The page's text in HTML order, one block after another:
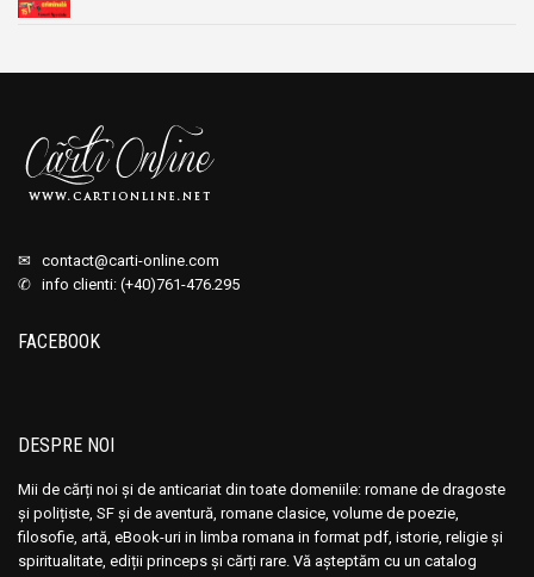
✉ contact@carti-online.com
✆ info clienti: (+40)761-476.295
FACEBOOK
DESPRE NOI
Mii de cărți noi și de anticariat din toate domeniile: romane de dragoste
și polițiste, SF și de aventură, romane clasice, volume de poezie,
filosofie, artă, eBook-uri in limba romana in format pdf, istorie, religie și
spiritualitate, ediții princeps și cărți rare. Vă așteptăm cu un catalog